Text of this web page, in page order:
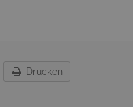
Drucken